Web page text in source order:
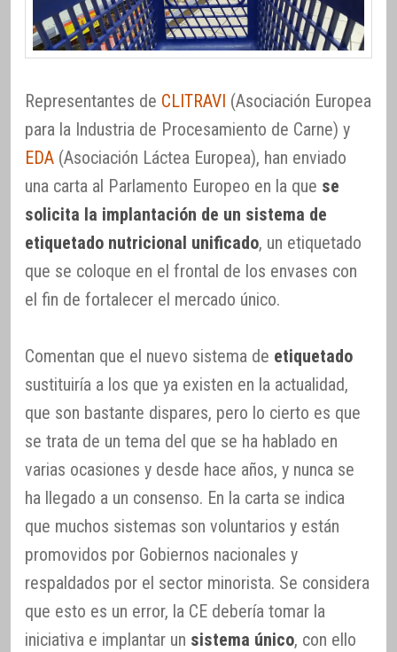
Representantes de CLITRAVI (Asociación Europea
para la Industria de Procesamiento de Carne) y
EDA (Asociación Láctea Europea), han enviado
una carta al Parlamento Europeo en la que se
solicita la implantación de un sistema de
etiquetado nutricional unificado, un etiquetado
que se coloque en el frontal de los envases con
el fin de fortalecer el mercado único.
Comentan que el nuevo sistema de etiquetado
sustituiría a los que ya existen en la actualidad,
que son bastante dispares, pero lo cierto es que
se trata de un tema del que se ha hablado en
varias ocasiones y desde hace años, y nunca se
ha llegado a un consenso. En la carta se indica
que muchos sistemas son voluntarios y están
promovidos por Gobiernos nacionales y
respaldados por el sector minorista. Se considera
que esto es un error, la CE debería tomar la
iniciativa e implantar un sistema único, con ello